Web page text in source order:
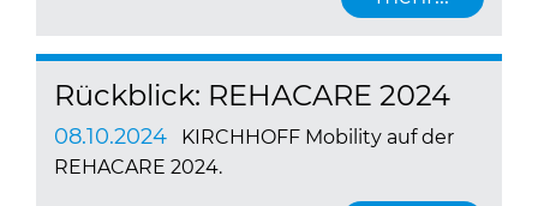
Rückblick: REHACARE 2024
08.10.2024
KIRCHHOFF Mobility auf der
REHACARE 2024.